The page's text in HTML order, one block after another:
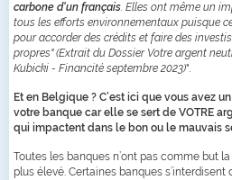
carbone d'un français. Elles ont même un
tous les efforts environnementaux puisque
pour accorder des crédits et faire des
propres" (Extrait du Dossier Votre argent
Kubicki - Financité septembre 2023)".
Et en Belgique ? C’est ici que vous avez
votre banque car elle se sert de VOTRE
qui impactent dans le bon ou le mauvais
Toutes les banques n’ont pas comme but
plus élevé. Certaines banques